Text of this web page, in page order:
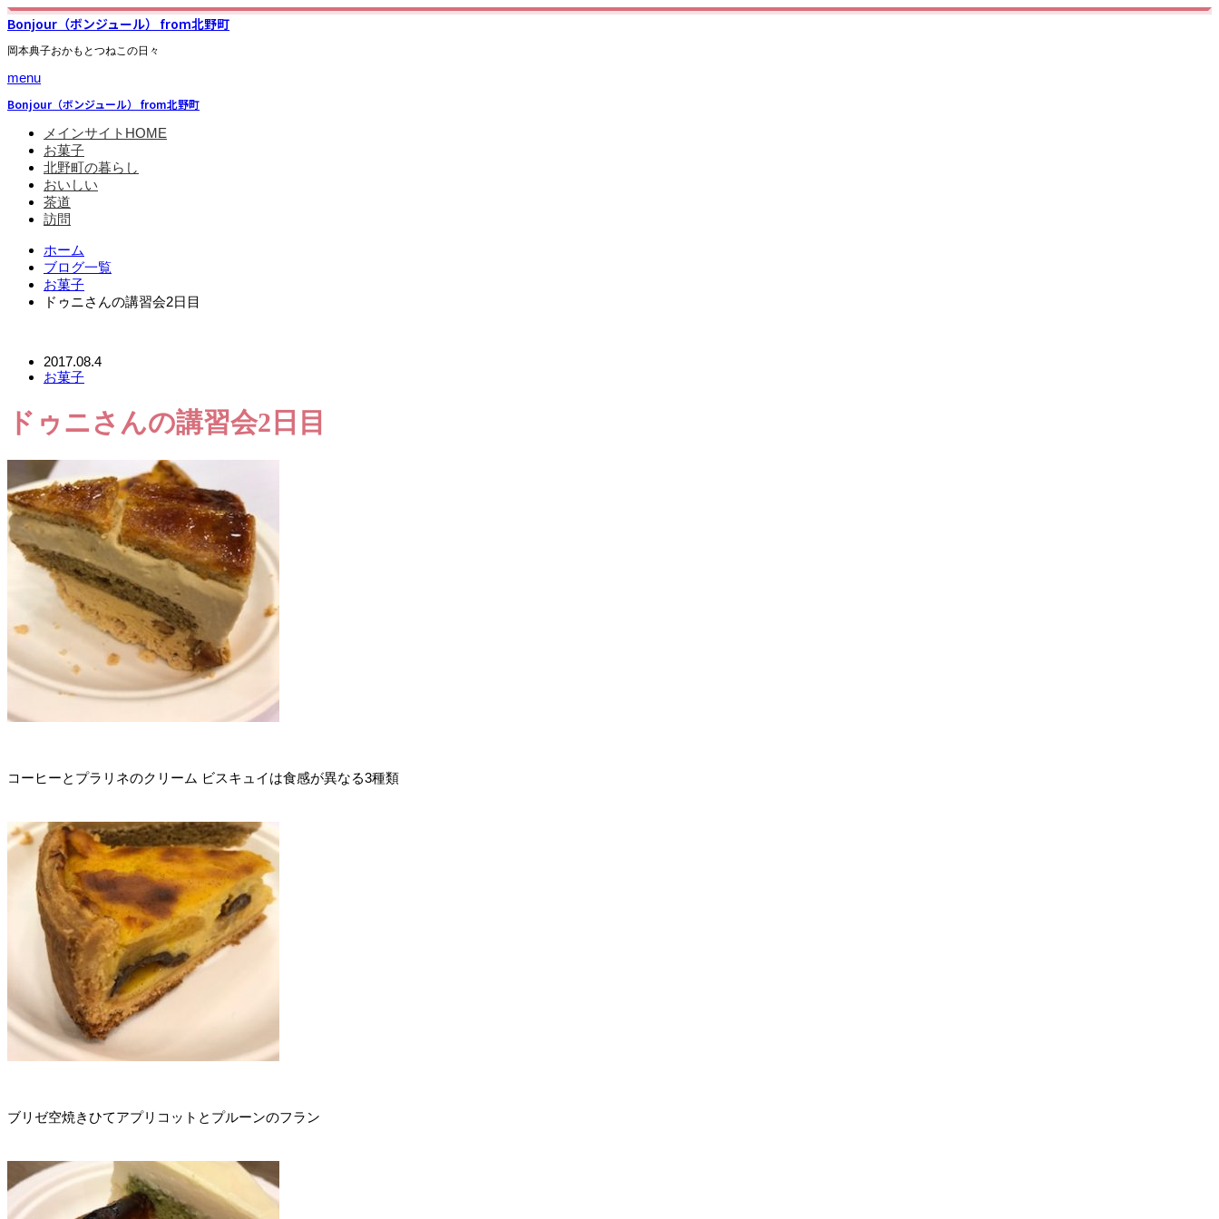
Bonjour（ボンジュール） from北野町
岡本典子おかもとつねこの日々
menu
Bonjour（ボンジュール） from北野町
メインサイトHOME
お菓子
北野町の暮らし
おいしい
茶道
訪問
ホーム
ブログ一覧
お菓子
ドゥニさんの講習会2日目
2017.08.4
お菓子
ドゥニさんの講習会2日目
コーヒーとプラリネのクリーム ビスキュイは食感が異なる3種類
ブリゼ空焼きひてアプリコットとプルーンのフラン